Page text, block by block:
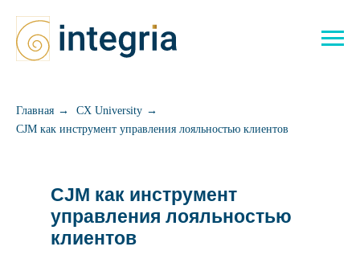
Главная → CX University →
CJM как инструмент управления лояльностью клиентов
CJM как инструмент
управления лояльностью
клиентов